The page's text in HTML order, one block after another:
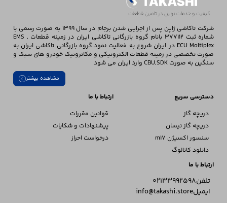
شرکت تاکاشی ژاپن پس از اجرایی شدن برجام در سال 1399 به صورت رسمی با
شماره ثبت 377112 بانام گروه بازرگانی تاکاشی ایران در زمینه قطعات EMS ,
ECU Moltiplex در ایران شروع به فعالیت نمود.گروه بازرگانی تاکاشی ایران به
صورت تخصصی در زمینه قطعات الکترونیکی و مکاترونیک خودرو های سبک و
سنگین به صورت CBU,SDK وارد ایران می شود
مشاهده بیشتر
دسترسی سریع
دریچه گاز
دریچه گاز نیسان
سنسور اکسیژن m17
دانلود کاتالوگ
ارتباط با ما
قوانین مقررات
پیشنهادات و شکایات
درخواست احراز
ارتباط با ما
تلفن02133992598
ایمیلinfo@takashi.store